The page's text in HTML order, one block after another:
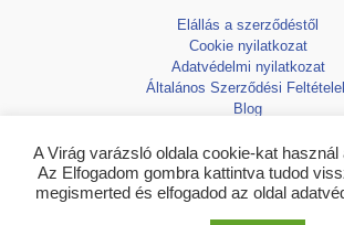
Elállás a szerződéstől
Cookie nyilatkozat
Adatvédelmi nyilatkozat
Általános Szerződési
Blog
A Virág varázsló oldala cookie-kat
Az Elfogadom gombra kattintva tudod
megismerted és elfogadod az oldal